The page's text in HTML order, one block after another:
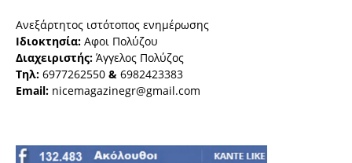
Ανεξάρτητος ιστότοπος ενημέρωσης
Ιδιοκτησία: Αφοι Πολύζου
Διαχειριστής: Άγγελος Πολύζος
Τηλ: 6977262550 & 6982423383
Email: nicemagazinegr@gmail.com